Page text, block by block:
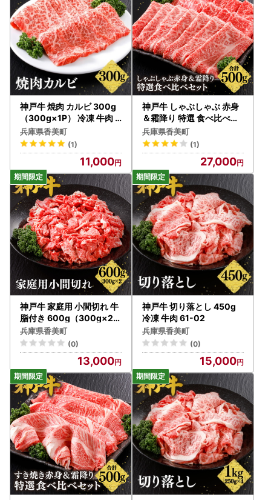
神戸牛 焼肉 カルビ 300g
（300g×1P） 冷凍 牛肉 6
1-03
兵庫県香美町
(1)
11,000
神戸牛 しゃぶしゃぶ 赤身
＆霜降り 特選 食べ比べセ
ット 500g もも 肩ロース
冷凍 牛肉 61-06
兵庫県香美町
(1)
27,000
神戸牛 家庭用 小間切れ 牛
脂付き 600g（300g×2P
）冷凍 牛肉 61-01
兵庫県香美町
(0)
13,000
神戸牛 切り落とし 450g
冷凍 牛肉 61-02
兵庫県香美町
(0)
15,000